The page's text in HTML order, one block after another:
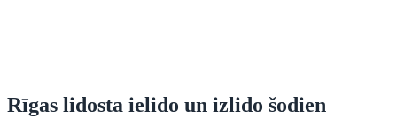
Rīgas lidosta ielido un izlido šodien